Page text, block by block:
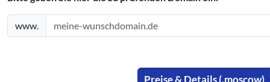
www.
Preise & Details (.moscow)